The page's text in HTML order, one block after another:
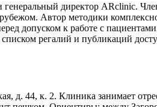
директор ARclinic.
Автор методики
допуском к работе с
регалий и публикаций
д. 44, к. 2. Клиника занимает